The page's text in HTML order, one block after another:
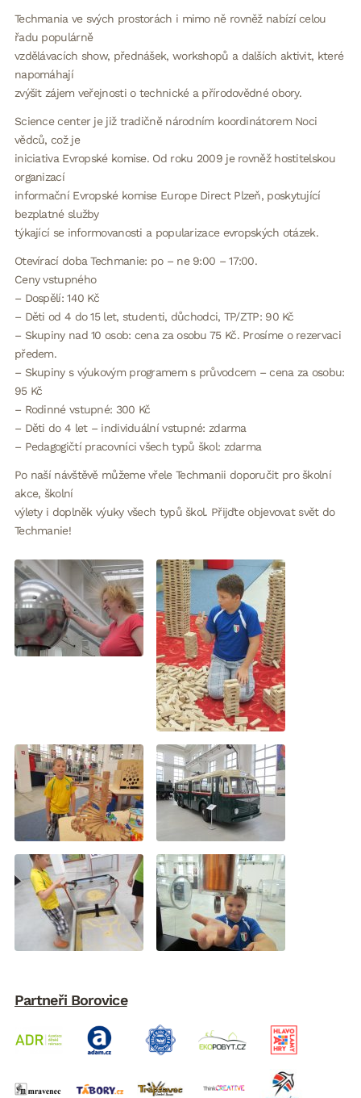
Techmania ve svých prostorách i mimo ně rovněž nabízí celou
řadu populárně
vzdělávacích show, přednášek, workshopů a dalších aktivit, které
napomáhají
zvýšit zájem veřejnosti o technické a přírodovědné obory.
Science center je již tradičně národním koordinátorem Noci
vědců, což je
iniciativa Evropské komise. Od roku 2009 je rovněž hostitelskou
organizací
informační Evropské komise Europe Direct Plzeň, poskytující
bezplatné služby
týkající se informovanosti a popularizace evropských otázek.
Otevírací doba Techmanie: po – ne 9:00 – 17:00.
Ceny vstupného
– Dospělí: 140 Kč
– Děti od 4 do 15 let, studenti, důchodci, TP/ZTP: 90 Kč
– Skupiny nad 10 osob: cena za osobu 75 Kč. Prosíme o rezervaci
předem.
– Skupiny s výukovým programem s průvodcem – cena za osobu:
95 Kč
– Rodinné vstupné: 300 Kč
– Děti do 4 let – individuální vstupné: zdarma
– Pedagogičtí pracovníci všech typů škol: zdarma
Po naší návštěvě můžeme vřele Techmanii doporučit pro školní
akce, školní
výlety i doplněk výuky všech typů škol. Přijďte objevovat svět do
Techmanie!
Partneři Borovice